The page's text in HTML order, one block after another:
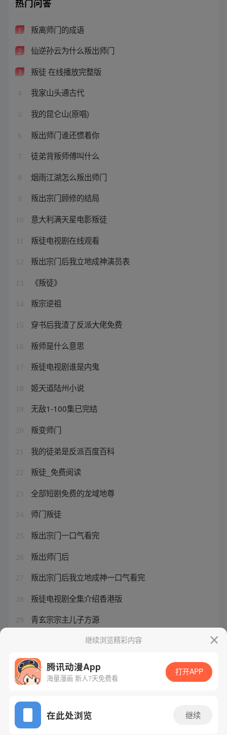
热门问答
1 叛离师门的成语
2 仙逆孙云为什么叛出师门
3 叛徒 在线播放完整版
4 我家山头通古代
5 我的昆仑山(原唱)
6 叛出师门谁还惯着你
7 徒弟背叛师傅叫什么
8 烟雨江湖怎么叛出师门
9 叛出宗门顾修的结局
10 意大利满天星电影叛徒
叛徒电视剧在线观看
12 叛出宗门后我立地成神演员表
13 《叛徒》
14 叛宗逆祖
15 穿书后我渣了反派大佬免费
16 叛师是什么意思
17 叛徒电视剧谁是内鬼
18 姬天道陆州小说
19 无敌1-100集已完结
20 叛变师门
21 我的徒弟是反派百度百科
22 叛徒_免费阅读
23 全部短剧免费的龙域地尊
24 师门叛徒
25 叛出宗门一口气看完
26 叛出师门后
27 叛出宗门后我立地成神一口气看完
28 叛徒电视剧全集介绍香港版
29 青玄宗宗主儿子方源
初盘和即时盘怎么分析继续浏览精彩内容
腾讯动漫App
海量漫画 新人7天免费看
打开APP
在此处浏览 继续
网站备案/许可证号：粤B2-20090059-5
Copyright©1998 - 2026 Tencent. All Rights Reserved